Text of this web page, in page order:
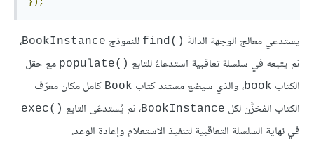
يستدعي معالج الوجهة الدالةَ find()‎ للنموذج BookInstance،
ثم يتبعه في سلسلة تعاقبية استدعاءٌ للتابع populate()‎ مع حقل
الكتاب book، والذي سيضع مستند كتاب Book كامل مكان معرّف
الكتاب المُخزَّن لكل BookInstance، ثم يُستدعَى التابع exec()‎
في نهاية السلسلة التعاقبية لتنفيذ الاستعلام وإعادة الوعد.